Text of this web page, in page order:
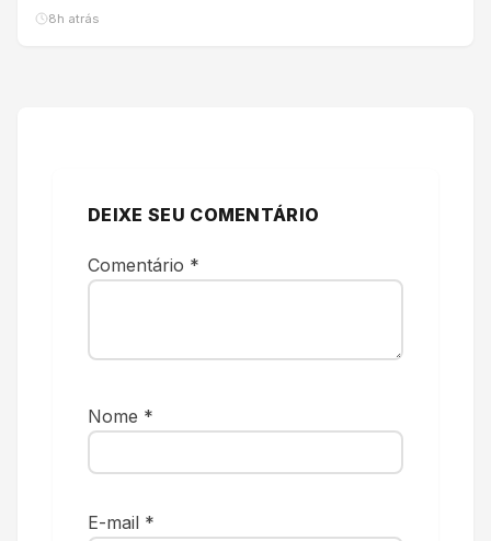
8h atrás
DEIXE SEU COMENTÁRIO
Comentário *
Nome *
E-mail *